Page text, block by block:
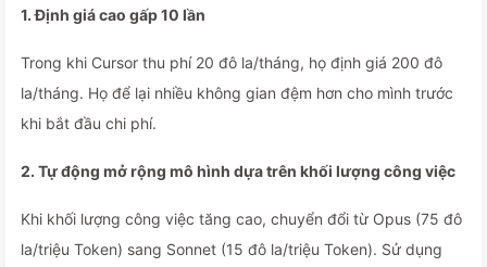
1. Định giá cao gấp 10 lần
Trong khi Cursor thu phí 20 đô la/tháng, họ định giá 200 đô
la/tháng. Họ để lại nhiều không gian đệm hơn cho mình trước
khi bắt đầu chi phí.
2. Tự động mở rộng mô hình dựa trên khối lượng công việc
Khi khối lượng công việc tăng cao, chuyển đổi từ Opus (75 đô
la/triệu Token) sang Sonnet (15 đô la/triệu Token). Sử dụng